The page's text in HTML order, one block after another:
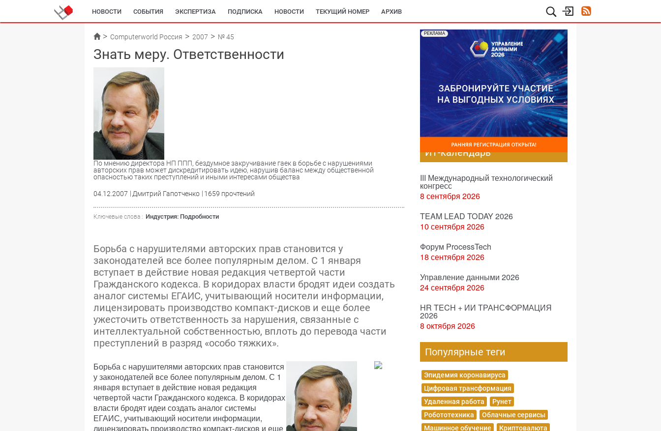
НОВОСТИ СОБЫТИЯ ЭКСПЕРТИЗА ПОДПИСКА НОВОСТИ ТЕКУЩИЙ НОМЕР АРХИВ
Computerworld Россия 2007 № 45
Знать меру. Ответственности
По мнению директора НП ППП, бездумное закручивание гаек в борьбе с нарушениями
авторских прав может дискредитировать идею, нарушив баланс между общественной
опасностью таких преступлений и иными интересами общества
04.12.2007 Дмитрий Гапотченко 1659 прочтений
Ключевые слова : Индустрия: Подробности
Борьба с нарушителями авторских прав становится у
законодателей все более популярным делом. С 1 января
вступает в действие новая редакция четвертой части
Гражданского кодекса. В коридорах власти бродят идеи создать
аналог системы ЕГАИС, учитывающий носители информации,
лицензировать производство компакт-дисков и еще более
ужесточить ответственность за нарушения, связанные с
интеллектуальной собственностью, вплоть до перевода части
преступлений в разряд «особо тяжких».
Борьба с нарушителями авторских прав становится
у законодателей все более популярным делом. С 1
января вступает в действие новая редакция
четвертой части Гражданского кодекса. В коридорах
власти бродят идеи создать аналог системы
ЕГАИС, учитывающий носители информации,
лицензировать производство компакт-дисков и еще
РЕКЛАМА
ИТ-календарь
III Международный технологический
конгресс
8 сентября 2026
TEAM LEAD TODAY 2026
10 сентября 2026
Форум ProcessTech
18 сентября 2026
Управление данными 2026
24 сентября 2026
HR TECH + ИИ ТРАНСФОРМАЦИЯ
2026
8 октября 2026
Популярные теги
Эпидемия коронавируса
Цифровая трансформация
Удаленная работа
Рунет
Робототехника
Облачные сервисы
Машинное обучение
Криптовалюта